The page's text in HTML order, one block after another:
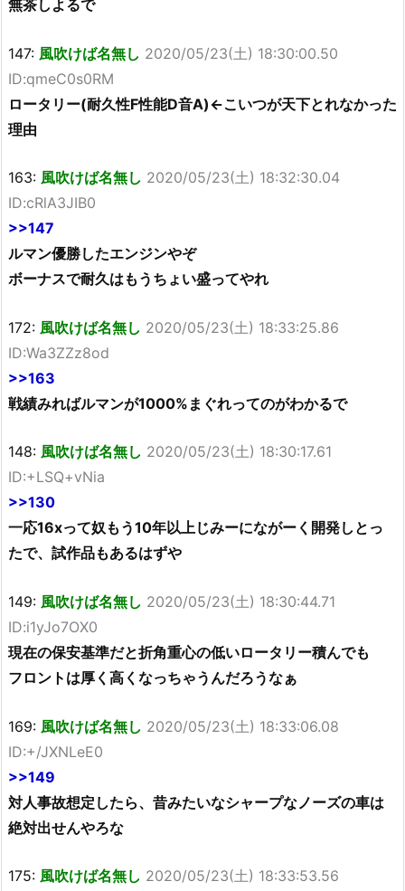
無茶しよるで
147: 風吹けば名無し 2020/05/23(土) 18:30:00.50
ID:qmeC0s0RM
ロータリー(耐久性F性能D音A)←こいつが天下とれなかった
理由
163: 風吹けば名無し 2020/05/23(土) 18:32:30.04
ID:cRlA3JIB0
>>147
ルマン優勝したエンジンやぞ
ボーナスで耐久はもうちょい盛ってやれ
172: 風吹けば名無し 2020/05/23(土) 18:33:25.86
ID:Wa3ZZz8od
>>163
戦績みればルマンが1000%まぐれってのがわかるで
148: 風吹けば名無し 2020/05/23(土) 18:30:17.61
ID:+LSQ+vNia
>>130
一応16xって奴もう10年以上じみーにながーく開発しとっ
たで、試作品もあるはずや
149: 風吹けば名無し 2020/05/23(土) 18:30:44.71
ID:i1yJo7OX0
現在の保安基準だと折角重心の低いロータリー積んでも
フロントは厚く高くなっちゃうんだろうなぁ
169: 風吹けば名無し 2020/05/23(土) 18:33:06.08
ID:+/JXNLeE0
>>149
対人事故想定したら、昔みたいなシャープなノーズの車は
絶対出せんやろな
175: 風吹けば名無し 2020/05/23(土) 18:33:53.56